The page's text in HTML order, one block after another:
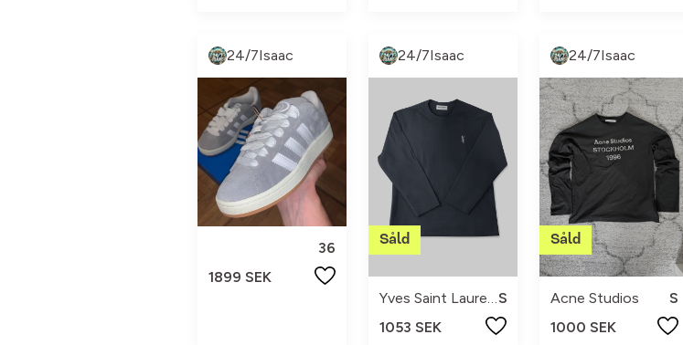
24/7Isaac
36
1899 SEK
24/7Isaac
1053 SEK
24/7Isaac
Acne Studios
S
1000 SEK